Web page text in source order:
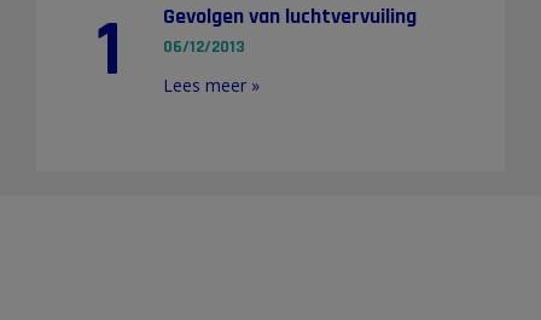
1 Gevolgen van luchtvervuiling
06/12/2013
Lees meer »